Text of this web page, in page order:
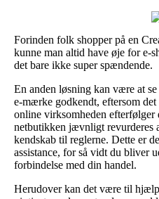
Forinden folk shopper på en
kunne man altid have øje for e-
det bare ikke super spændende.
En anden løsning kan være at
e-mærke godkendt, eftersom
online virksomheden efterfølger
netbutikken jævnligt revurderes
kendskab til reglerne. Dette er
assistance, for så vidt du bliver
forbindelse med din handel.
Herudover kan det være til